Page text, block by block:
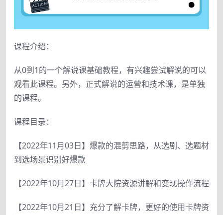
课程介绍：
从0到1的一个解说课基础教程，有兴趣尝试解说的可以
观看此课程。另外，正式解说的运营和技术课，是单独
的课程。
课程目录：
【2022年11月03日】爆款的混剪思路，从选剧、选题材
到选场景识别好爆款
【2022年10月27日】卡牌大院资源讲解和变现操作流程
【2022年10月21日】充分了解卡牌，更好的使用卡牌资